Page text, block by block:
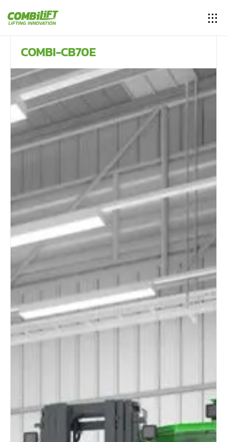
COMBI-CB70E